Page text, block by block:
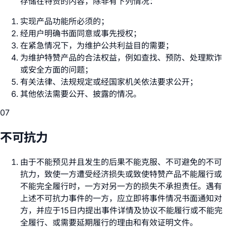
实现产品功能所必须的；
经用户明确书面同意或事先授权；
在紧急情况下，为维护公共利益目的需要；
为维护特赞产品的合法权益，例如查找、预防、处理欺诈
或安全方面的问题；
有关法律、法规规定或经国家机关依法要求公开；
其他依法需要公开、披露的情况。
07
不可抗力
由于不能预见并且发生的后果不能克服、不可避免的不可
抗力，致使一方遭受经济损失或致使特赞产品不能履行或
不能完全履行时，一方对另一方的损失不承担责任。遇有
上述不可抗力事件的一方，应立即将事件情况书面通知对
方，并应于15日内提出事件详情及协议不能履行或不能完
全履行、或需要延期履行的理由和有效证明文件。